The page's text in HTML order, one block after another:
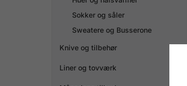
Sokker og såler
Sweatere og Busserone
Knive og tilbehør
Liner og tovværk